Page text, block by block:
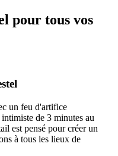
pour tous vos
un feu d'artifice
de 3 minutes au
est pensé pour créer un
à tous les lieux de